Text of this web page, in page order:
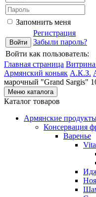
Запомнить меня
Регистрация
Забыли пароль?
Войти как пользователь:
Главная страница
Армянский коньяк А.К.З.
марочный "Grand Sargis"
Меню каталога
Каталог товаров
Армянские
Консервация
Варенье